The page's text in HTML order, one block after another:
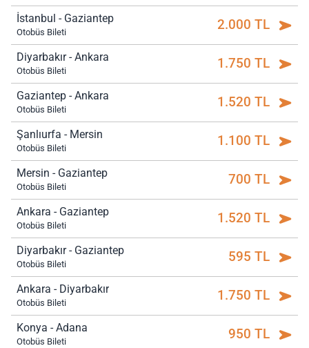
İstanbul - Gaziantep
Otobüs Bileti 2.000 TL
Diyarbakır - Ankara
Otobüs Bileti 1.750 TL
Gaziantep - Ankara
Otobüs Bileti 1.520 TL
Şanlıurfa - Mersin
Otobüs Bileti 1.100 TL
Mersin - Gaziantep
Otobüs Bileti 700 TL
Ankara - Gaziantep
Otobüs Bileti 1.520 TL
Diyarbakır - Gaziantep
Otobüs Bileti 595 TL
Ankara - Diyarbakır
Otobüs Bileti 1.750 TL
Konya - Adana
Otobüs Bileti 950 TL